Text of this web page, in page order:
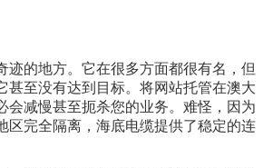
迹的地方。它在很多方面都很有名，但
甚至没有达到目标。将网站托管在澳大
会减慢甚至扼杀您的业务。难怪，因为
区完全隔离，海底电缆提供了稳定的连